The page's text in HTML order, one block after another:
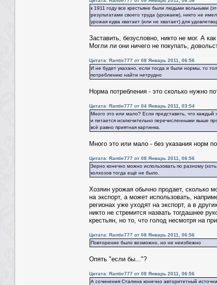
к 1911 году все крестьяне были людьми вольными
результатами своего труда (урожаем), никто не
урожая едва хватает (или не хватает) для
Заставить, безусловно, никто не мог. А
Могли ли они ничего не покупать,
Цитата: Rantie777 от 08 Январь 2011, 06:56
И не будет указано, если тогда и были нормы, то
потреблению найти нетрудно
Норма потребления - это сколько нужно
Цитата: Rantie777 от 04 Январь 2011, 03:54
Много это или мало? Если представить, что
и питается исключительно перечисленными выше
всё равно приятная картинка.
Много это или мало - без указания норм
Цитата: Rantie777 от 08 Январь 2011, 06:56
Зерно конечно можно использовать по разному
колхозов тогда ещё не было.
Хозяин урожая обычно продает, сколько
на экспорт, а может использовать,
регионах уже уходят на экспорт, а в
никто не стремится назвать тогдашнее
крестьян, но то, что голод несмотря на
Цитата: Rantie777 от 08 Январь 2011, 06:56
Повторение было возможно, но не неизбежно
Опять "если бы..."?
Цитата: Rantie777 от 08 Январь 2011, 06:56
А сочинения Сталина конечно авторитетный